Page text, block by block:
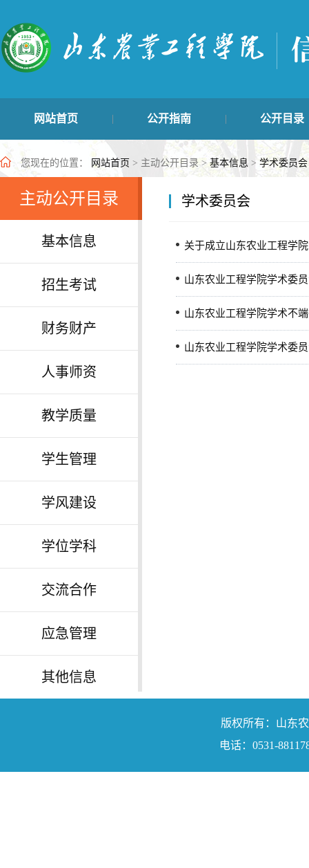
网站首页 公开指南 公开目录
学生管理类 | 主动公开目录 | 最新公开信
您现在的位置： 网站首页 > 主动公开目录 > 基本信息 > 学术委员会
主动公开目录
基本信息
招生考试
财务财产
人事师资
教学质量
学生管理
学风建设
学位学科
交流合作
应急管理
其他信息
学术委员会
关于成立山东农业工程学
山东农业工程学院学术委
山东农业工程学院学术不
山东农业工程学院学术委
版权所有：山东
电话：0531-